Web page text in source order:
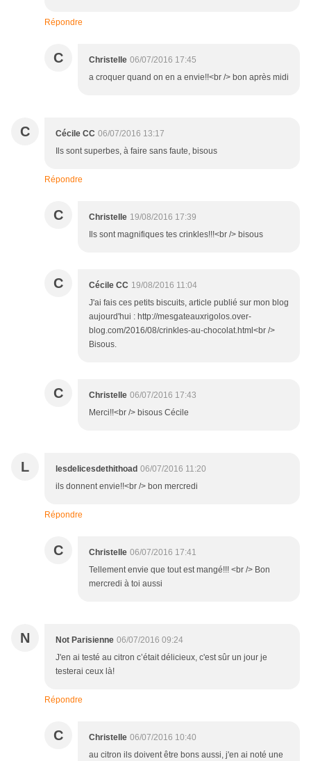
Répondre
C Christelle 06/07/2016 17:45
a croquer quand on en a envie!!<br /> bon après midi
C Cécile CC 06/07/2016 13:17
Ils sont superbes, à faire sans faute, bisous
Répondre
C Christelle 19/08/2016 17:39
Ils sont magnifiques tes crinkles!!!<br /> bisous
C Cécile CC 19/08/2016 11:04
J'ai fais ces petits biscuits, article publié sur mon blog
aujourd'hui : http://mesgateauxrigolos.over-
blog.com/2016/08/crinkles-au-chocolat.html<br />
Bisous.
C Christelle 06/07/2016 17:43
Merci!!<br /> bisous Cécile
L lesdelicesdethithoad 06/07/2016 11:20
ils donnent envie!!<br /> bon mercredi
Répondre
C Christelle 06/07/2016 17:41
Tellement envie que tout est mangé!!! <br /> Bon
mercredi à toi aussi
N Not Parisienne 06/07/2016 09:24
J'en ai testé au citron c’était délicieux, c'est sûr un jour je
testerai ceux là!
Répondre
C Christelle 06/07/2016 10:40
au citron ils doivent être bons aussi, j'en ai noté une